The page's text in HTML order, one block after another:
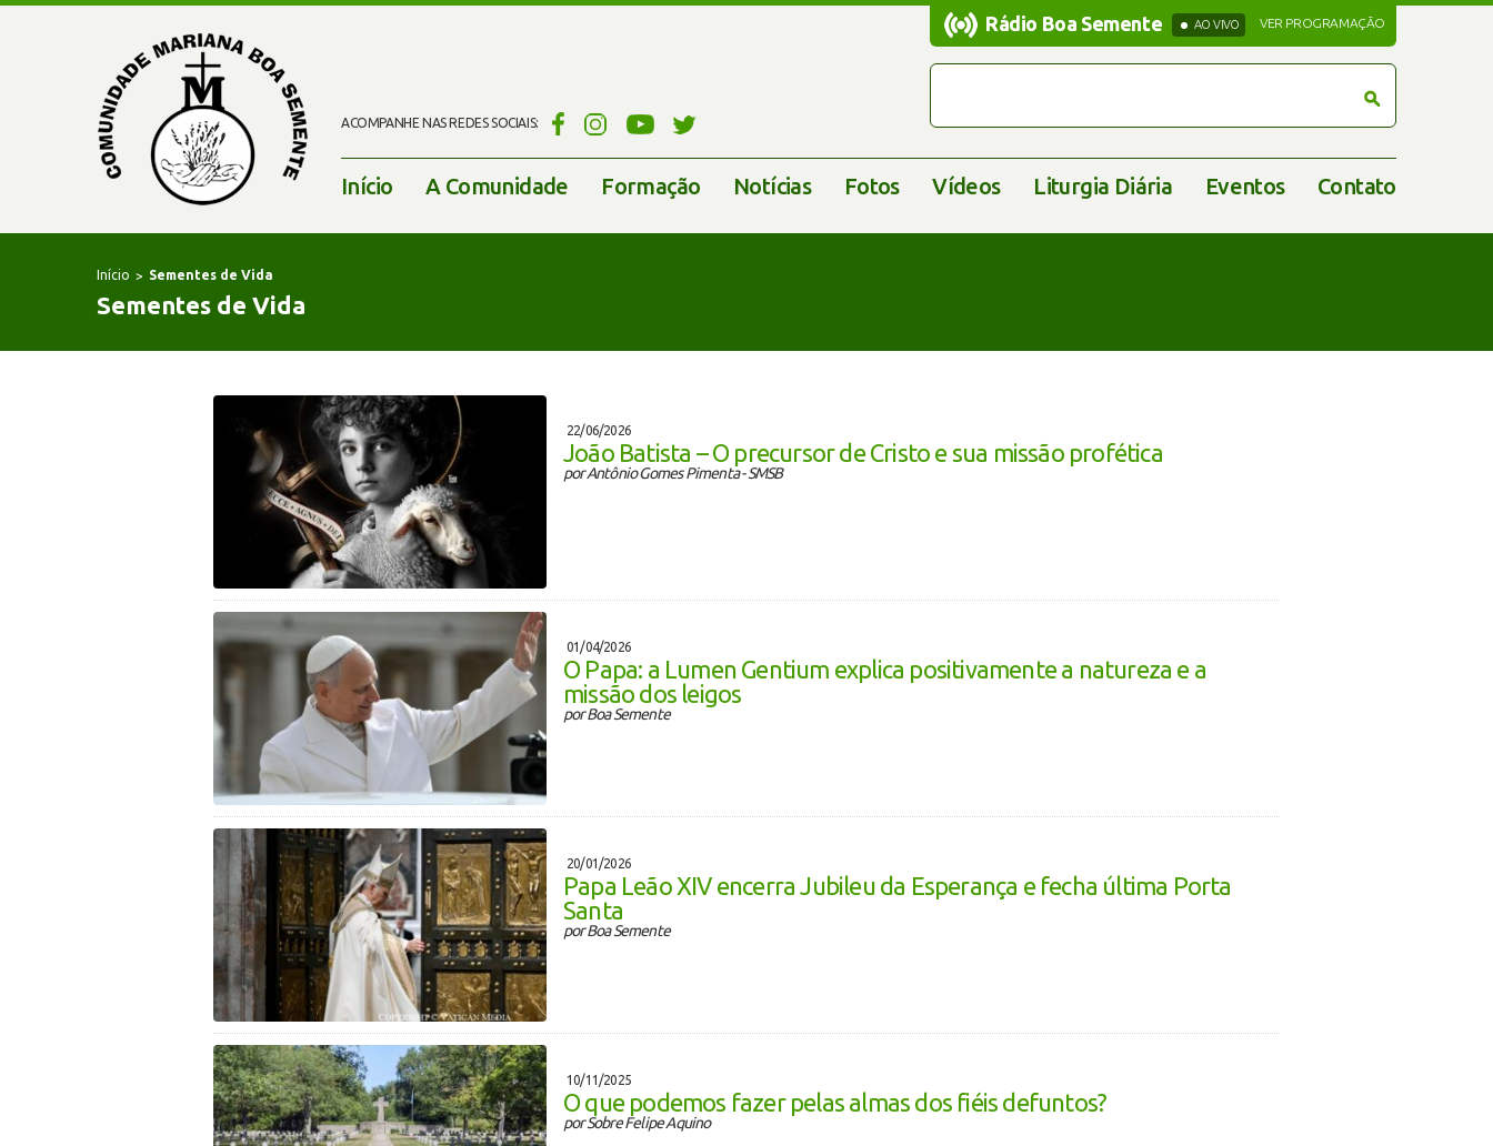
ACOMPANHE NAS REDES SOCIAIS:
Rádio Boa Semente
Rádio Boa Semente AO VIVO VER PROGRAMAÇÃO
Início A Comunidade Formação Notícias Fotos Vídeos Liturgia Diária Eventos Contato
Início Sementes de Vida
Sementes de Vida
22/06/2026
João Batista – O precursor de Cristo e sua missão profética
por Antônio Gomes Pimenta - SMSB
01/04/2026
O Papa: a Lumen Gentium explica positivamente a natureza e a
missão dos leigos
por Boa Semente
20/01/2026
Papa Leão XIV encerra Jubileu da Esperança e fecha última Porta
Santa
por Boa Semente
10/11/2025
O que podemos fazer pelas almas dos fiéis defuntos?
por Sobre Felipe Aquino